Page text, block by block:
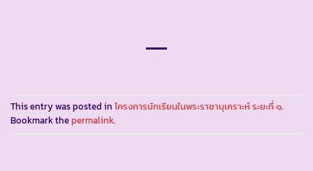
This entry was posted in โครงการนักเรียนในพระราชานุเคราะห์ ระยะที่ ๑.
Bookmark thepermalink.